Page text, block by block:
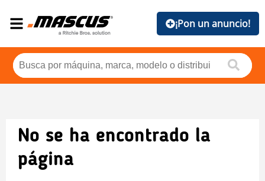
¡Pon un anuncio!
No se ha encontrado la
página